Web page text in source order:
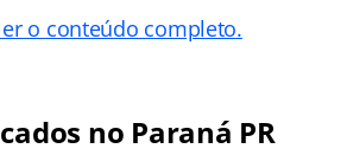
o conteúdo completo.
no Paraná PR